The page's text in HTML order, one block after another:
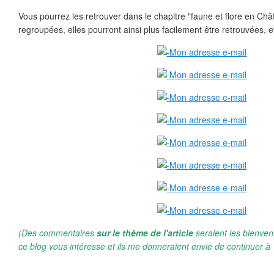
Vous pourrez les retrouver dans le chapitre "faune et flore en
regroupées, elles pourront ainsi plus facilement être retrouvées,
(Des commentaires sur le thème de l'article seraient les
ce blog vous intéresse et ils me donneraient envie de continuer